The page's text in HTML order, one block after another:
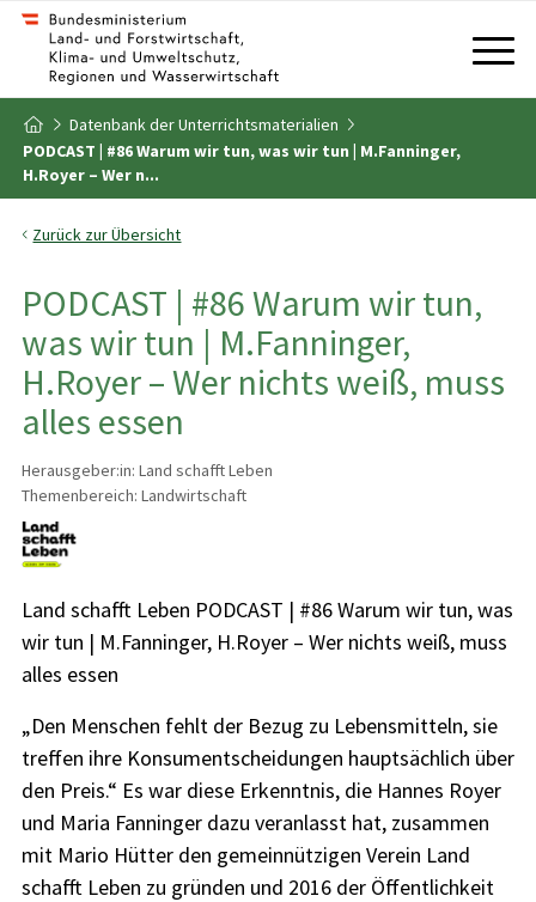
Zum Inhalt
Zum Inhaltsverzeichnis
Zur Startseite
Datenbank der Unterrichtsmaterialien
PODCAST | #86 Warum wir tun, was wir tun | M.Fanninger,
H.Royer – Wer n...
Zurück zur Übersicht
PODCAST | #86 Warum wir tun,
was wir tun | M.Fanninger,
H.Royer – Wer nichts weiß, muss
alles essen
Herausgeber:in: Land schafft Leben
Themenbereich: Landwirtschaft
Land schafft Leben PODCAST | #86 Warum wir tun, was
wir tun | M.Fanninger, H.Royer – Wer nichts weiß, muss
alles essen
„Den Menschen fehlt der Bezug zu Lebensmitteln, sie
treffen ihre Konsumentscheidungen hauptsächlich über
den Preis.“ Es war diese Erkenntnis, die Hannes Royer
und Maria Fanninger dazu veranlasst hat, zusammen
mit Mario Hütter den gemeinnützigen Verein Land
schafft Leben zu gründen und 2016 der Öffentlichkeit